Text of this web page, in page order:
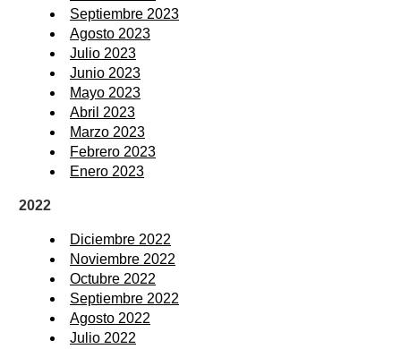
Septiembre 2023
Agosto 2023
Julio 2023
Junio 2023
Mayo 2023
Abril 2023
Marzo 2023
Febrero 2023
Enero 2023
2022
Diciembre 2022
Noviembre 2022
Octubre 2022
Septiembre 2022
Agosto 2022
Julio 2022